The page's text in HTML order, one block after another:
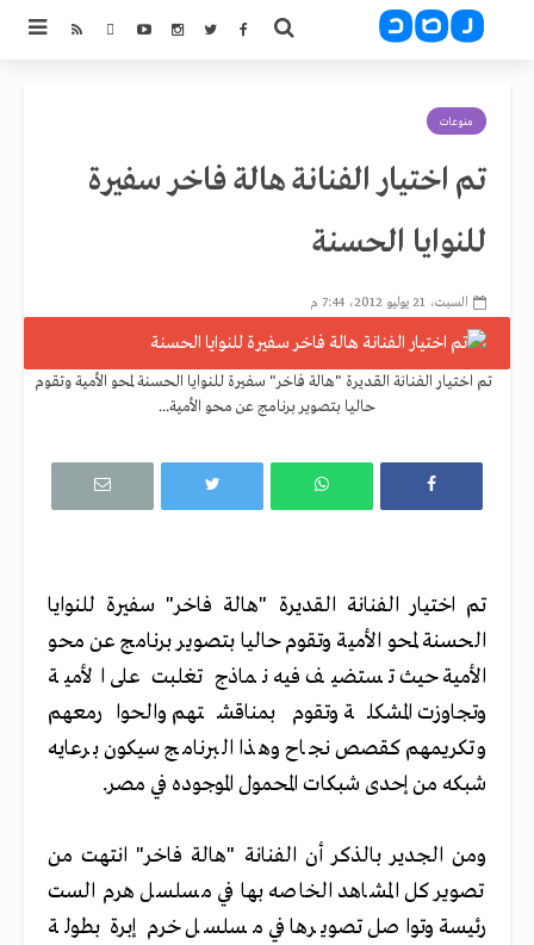
منوعات
تم اختيار الفنانة هالة فاخر سفيرة
للنوايا الحسنة
السبت، 21 يوليو 2012، 7:44 م
تم اختيار الفنانة القديرة "هالة فاخر" سفيرة للنوايا الحسنة لمحو الأمية وتقوم
حاليا بتصوير برنامج عن محو الأمية...
تم اختيار الفنانة القديرة "هالة فاخر" سفيرة للنوايا
الحسنة لمحو الأمية وتقوم حاليا بتصوير برنامج عن محو
الأمية حيث تستضيف فيه نماذج تغلبت على الأمية
وتجاوزت المشكلة وتقوم بمناقشتهم والحوارمعهم
وتكريمهم كقصص نجاح وهذا البرنامج سيكون برعايه
شبكه من إحدى شبكات المحمول الموجوده في مصر.
ومن الجدير بالذكر أن الفنانة "هالة فاخر" انتهت من
تصوير كل المشاهد الخاصه بها في مسلسل هرم الست
رئيسة وتواصل تصويرها في مسلسل خرم إبرة بطولة